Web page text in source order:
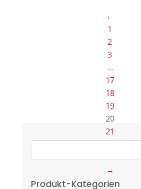
←
1
2
3
…
17
18
19
20
21
22
23
→
Produkt-Kategorien